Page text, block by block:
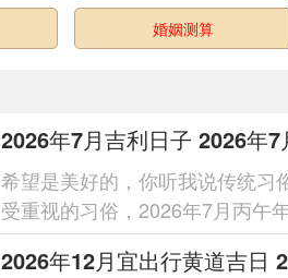
婚姻测算
2026年7月吉利日子 2026年
希望是美好的，你听我说传统习
受重视的习俗，2026年7月丙午
日期，适合各式各样需求的重...
2026年12月宜出行黄道吉日